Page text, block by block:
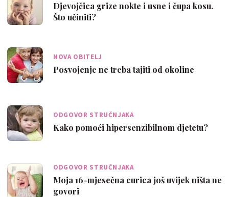
Djevojčica grize nokte i usne i čupa kosu.
Što učiniti?
NOVA OBITELJ
Posvojenje ne treba tajiti od okoline
ODGOVOR STRUČNJAKA
Kako pomoći hipersenzibilnom djetetu?
ODGOVOR STRUČNJAKA
Moja 16-mjesečna curica još uvijek ništa ne
govori